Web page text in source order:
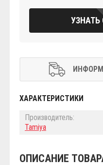
ХАРАКТЕРИСТИКИ
Производитель:
Tamiya
ОПИСАНИЕ